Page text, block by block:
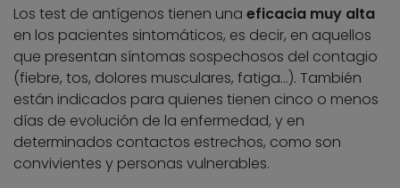
Los test de antígenos tienen una eficacia muy alta
en los pacientes sintomáticos, es decir, en aquellos
que presentan síntomas sospechosos del contagio
(fiebre, tos, dolores musculares, fatiga…). También
están indicados para quienes tienen cinco o menos
días de evolución de la enfermedad, y en
determinados contactos estrechos, como son
convivientes y personas vulnerables.